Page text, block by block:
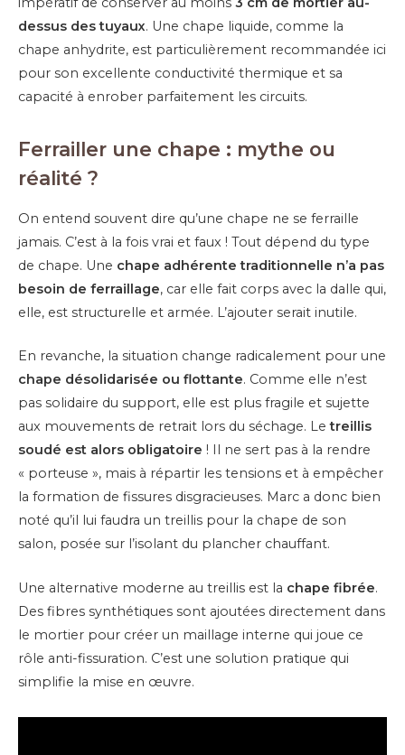
dessus des tuyaux. Une chape liquide, comme la
chape anhydrite, est particulièrement recommandée ici
pour son excellente conductivité thermique et sa
capacité à enrober parfaitement les circuits.
Ferrailler une chape : mythe ou
réalité ?
On entend souvent dire qu’une chape ne se ferraille
jamais. C’est à la fois vrai et faux ! Tout dépend du type
de chape. Une chape adhérente traditionnelle n’a pas
besoin de ferraillage, car elle fait corps avec la dalle qui,
elle, est structurelle et armée. L’ajouter serait inutile.
En revanche, la situation change radicalement pour une
chape désolidarisée ou flottante. Comme elle n’est
pas solidaire du support, elle est plus fragile et sujette
aux mouvements de retrait lors du séchage. Letreillis
soudé est alors obligatoire ! Il ne sert pas à la rendre
« porteuse », mais à répartir les tensions et à empêcher
la formation de fissures disgracieuses. Marc a donc bien
noté qu’il lui faudra un treillis pour la chape de son
salon, posée sur l’isolant du plancher chauffant.
Une alternative moderne au treillis est la chape fibrée.
Des fibres synthétiques sont ajoutées directement dans
le mortier pour créer un maillage interne qui joue ce
rôle anti-fissuration. C’est une solution pratique qui
simplifie la mise en œuvre.